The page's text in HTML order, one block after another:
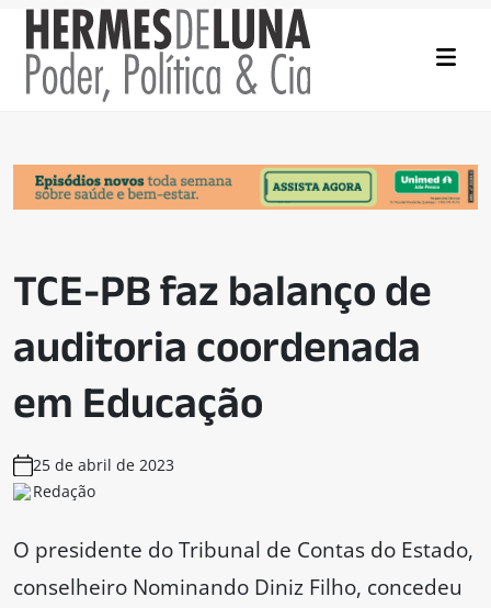
TCE-PB faz balanço de
auditoria coordenada
em Educação
25 de abril de 2023
Redação
O presidente do Tribunal de Contas do Estado,
conselheiro Nominando Diniz Filho, concedeu